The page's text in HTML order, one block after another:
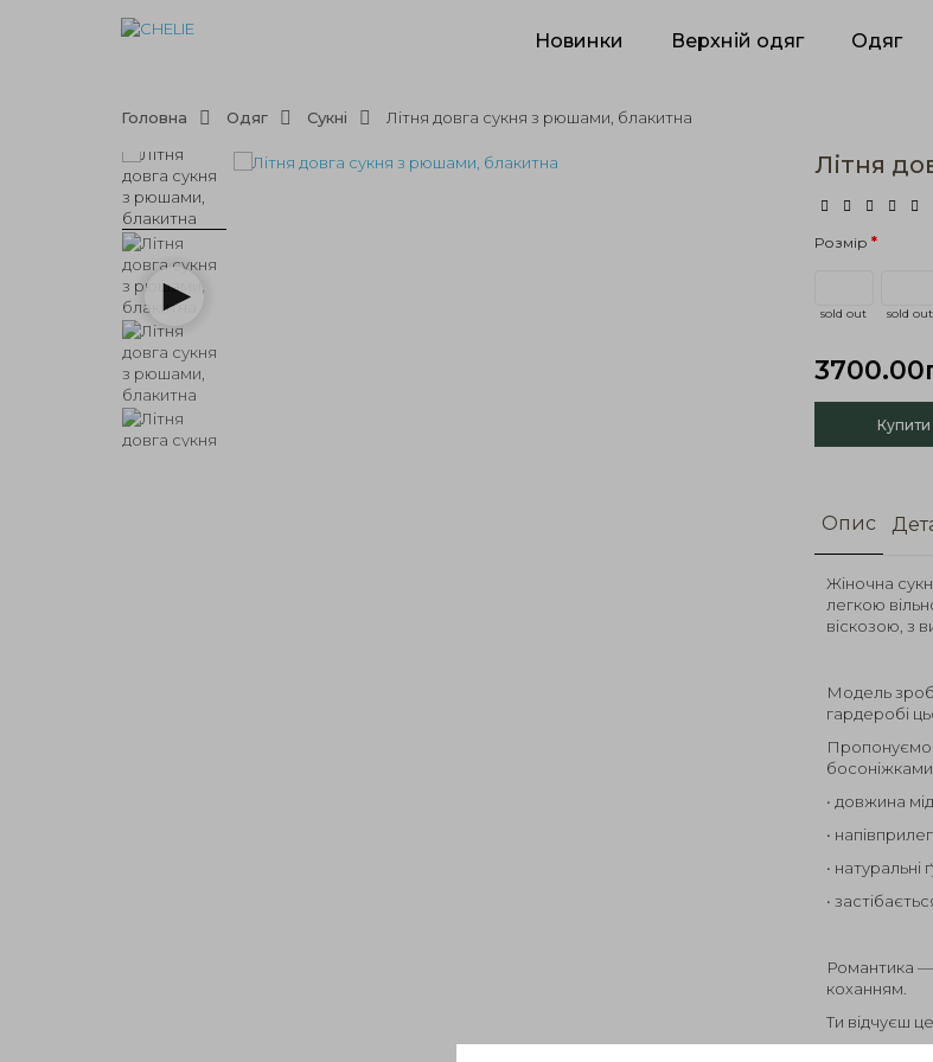
Новинки Верхній одяг Одяг
Головна Одяг Сукні Літня довга сукня з рюшами, блакитна
Літня
Розмір
sold out sold out
Купити
Опис
Жіночна
легкою
віскозою, з
Модель
гардеробі
Пропонуємо
• довжина
•
• натуральні
•
Романтика —
коханням.
Ти відчуєш